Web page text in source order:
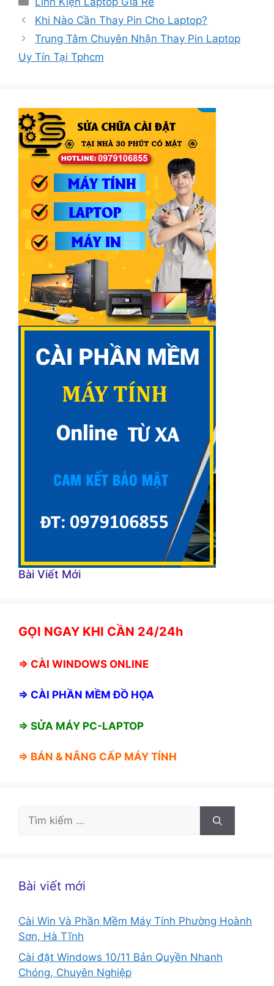
mục
Khi Nào Cần Thay Pin Cho Laptop?
Trung Tâm Chuyên Nhận Thay Pin Laptop
Uy Tín Tại Tphcm
Bài Viết Mới
GỌI NGAY KHI CẦN 24/24h
⇒ CÀI WINDOWS ONLINE
⇒ CÀI PHẦN MỀM ĐỒ HỌA
⇒ SỬA MÁY PC-LAPTOP
⇒ BÁN & NÂNG CẤP MÁY TÍNH
Tìm
Bài viết mới
Cài Win Và Phần Mềm Máy Tính Phường Hoành
Sơn, Hà Tĩnh
Cài đặt Windows 10/11 Bản Quyền Nhanh
Chóng, Chuyên Nghiệp